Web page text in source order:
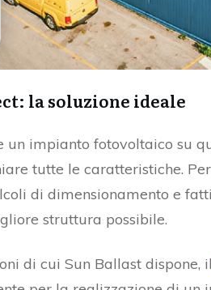
la soluzione ideale
un impianto fotovoltaico su
tutte le caratteristiche.
di dimensionamento e
struttura possibile.
di cui Sun Ballast dispone, il